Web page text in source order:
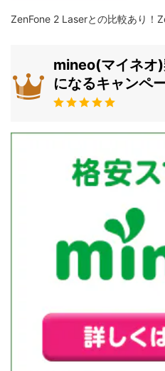
ZenFone 2 Laserとの比較あり！
mineo(マイネオ
になるキャンペ